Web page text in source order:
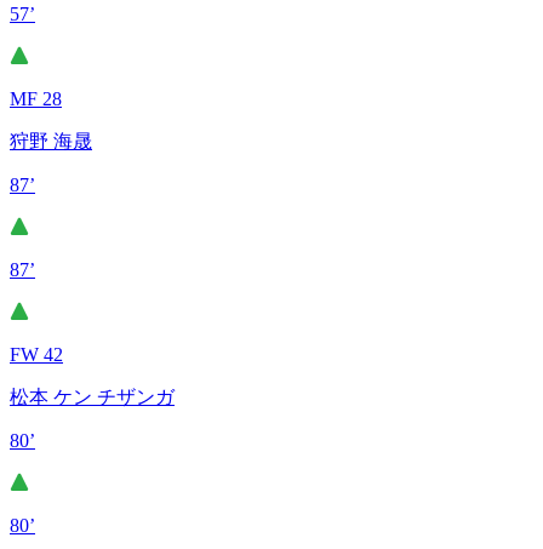
57’
MF 28
狩野 海晟
87’
87’
FW 42
松本 ケン チザンガ
80’
80’